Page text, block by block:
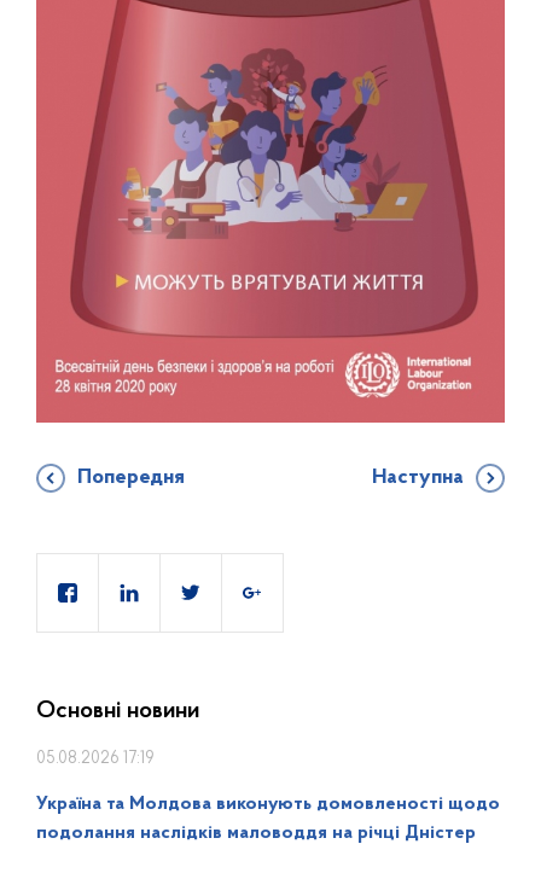
Попередня Наступна
Основні новини
05.08.2026 17:19
Україна та Молдова виконують домовленості щодо
подолання наслідків маловоддя на річці Дністер